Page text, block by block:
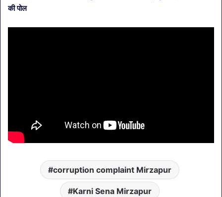
की पोल
corruption complaint Mirzapur
Karni Sena Mirzapur